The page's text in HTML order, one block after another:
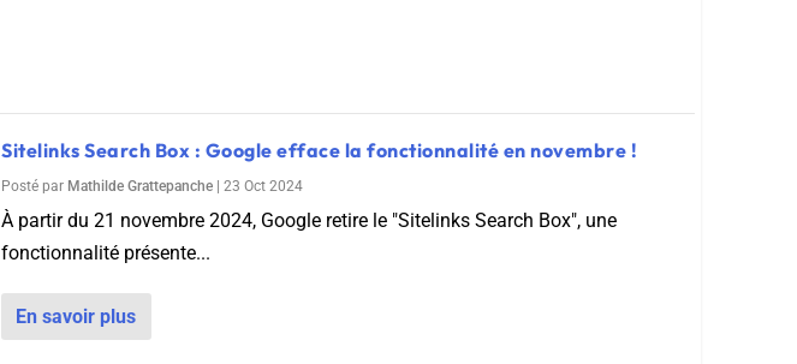
Sitelinks Search Box : Google efface la fonctionnalité en novembre !
Posté par Mathilde Grattepanche 23 Oct 2024
À partir du 21 novembre 2024, Google retire le "Sitelinks Search Box", une
fonctionnalité présente...
En savoir plus